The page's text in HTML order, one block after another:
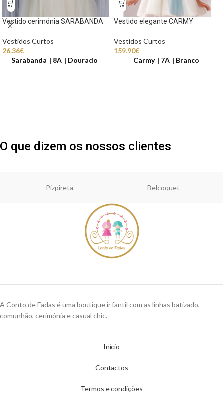
Vestido cerimónia SARABANDA
Vestidos Curtos
26.36€
Sarabanda
8A Dourado
Vestido elegante CARMY
Vestidos Curtos
159.90€
Carmy
7A Branco
O que dizem os nossos clientes
Pizpireta Belcoquet
A Conto de Fadas é uma boutique infantil com as linhas batizado,
comunhão, cerimónia e casual chic.
Início
Contactos
Termos e condições